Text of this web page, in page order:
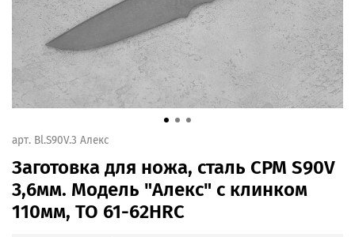
арт. Bl.S90V.3 Алекс
Заготовка для ножа, сталь CPM S90V
3,6мм. Модель "Алекс" с клинком
110мм, ТО 61-62HRC